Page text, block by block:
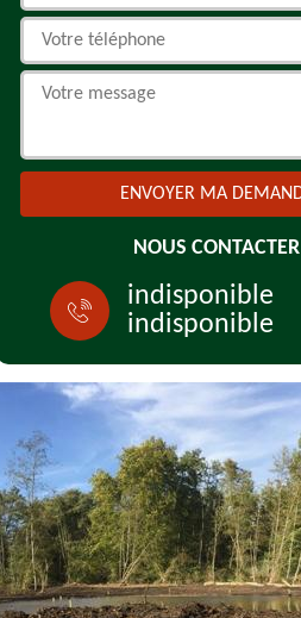
NOUS CONTACTER
indisponible
indisponible